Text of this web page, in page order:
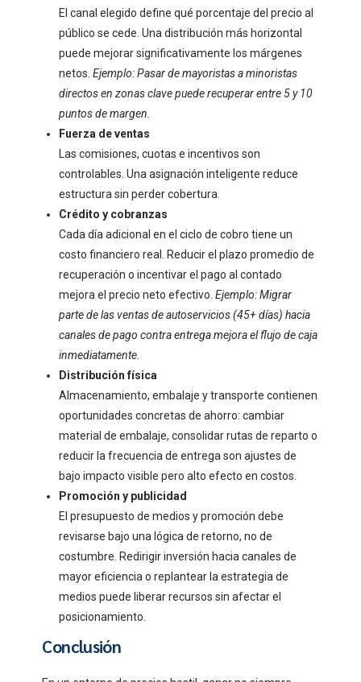
El canal elegido define qué porcentaje del precio al
público se cede. Una distribución más horizontal
puede mejorar significativamente los márgenes
netos.Ejemplo: Pasar de mayoristas a minoristas
directos en zonas clave puede recuperar entre 5 y 10
puntos de margen.
Fuerza de ventas
Las comisiones, cuotas e incentivos son
controlables. Una asignación inteligente reduce
estructura sin perder cobertura.
Crédito y cobranzas
Cada día adicional en el ciclo de cobro tiene un
costo financiero real. Reducir el plazo promedio de
recuperación o incentivar el pago al contado
mejora el precio neto efectivo.Ejemplo: Migrar
parte de las ventas de autoservicios (45+ días) hacia
canales de pago contra entrega mejora el flujo de caja
inmediatamente.
Distribución física
Almacenamiento, embalaje y transporte contienen
oportunidades concretas de ahorro: cambiar
material de embalaje, consolidar rutas de reparto o
reducir la frecuencia de entrega son ajustes de
bajo impacto visible pero alto efecto en costos.
Promoción y publicidad
El presupuesto de medios y promoción debe
revisarse bajo una lógica de retorno, no de
costumbre. Redirigir inversión hacia canales de
mayor eficiencia o replantear la estrategia de
medios puede liberar recursos sin afectar el
posicionamiento.
Conclusión